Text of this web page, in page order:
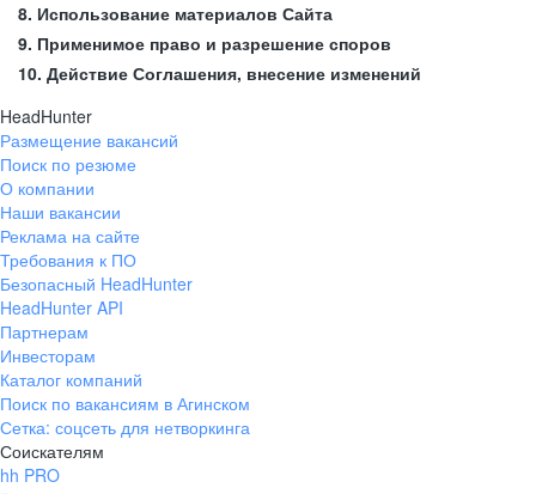
8. Использование материалов Сайта
9. Применимое право и разрешение споров
10. Действие Соглашения, внесение изменений
HeadHunter
Размещение вакансий
Поиск по резюме
О компании
Наши вакансии
Реклама на сайте
Требования к ПО
Безопасный HeadHunter
HeadHunter API
Партнерам
Инвесторам
Каталог компаний
Поиск по вакансиям в Агинском
Сетка: соцсеть для нетворкинга
Соискателям
hh PRO